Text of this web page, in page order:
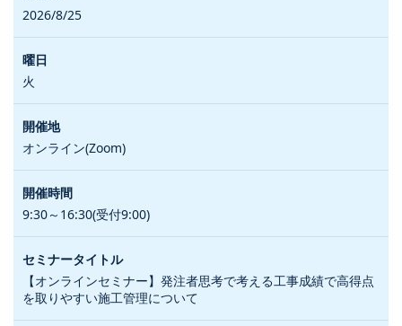
2026/8/25
火
オンライン(Zoom)
9:30～16:30(受付9:00)
【オンラインセミナー】発注者思考で考える工事成績で高得点
を取りやすい施工管理について